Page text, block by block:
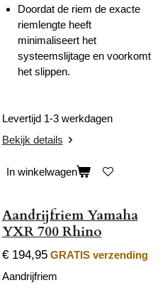
Doordat de riem de exacte
riemlengte heeft
minimaliseert het
systeemslijtage en voorkomt
het slippen.
Levertijd 1-3 werkdagen
Bekijk details
In winkelwagen
Aandrijfriem Yamaha
YXR 700 Rhino
€ 194,95 GRATIS verzending
Aandrijfriem